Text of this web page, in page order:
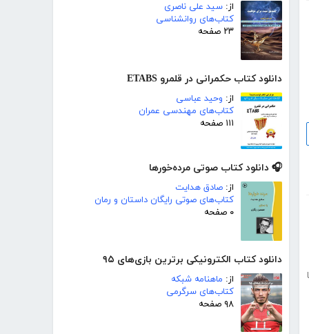
از: سید علی ناصری
کتاب‌های روانشناسی
۲۳ صفحه
دانلود کتاب حکمرانی در قلمرو ETABS
از: وحید عباسی
کتاب‌های مهندسی عمران
۱۱۱ صفحه
🎧 دانلود کتاب صوتی مرده‌خورها
از: صادق هدایت
کتاب‌های صوتی رایگان داستان و رمان
۰ صفحه
دانلود کتاب الکترونیکی برترین بازی‌های ۹۵
از: ماهنامه شبکه
کتاب‌های سرگرمی
۹۸ صفحه